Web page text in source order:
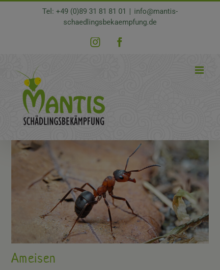
Tel: +49 (0)89 31 81 81 01 | info@mantis-
schaedlingsbekaempfung.de
Instagram
Ameisen